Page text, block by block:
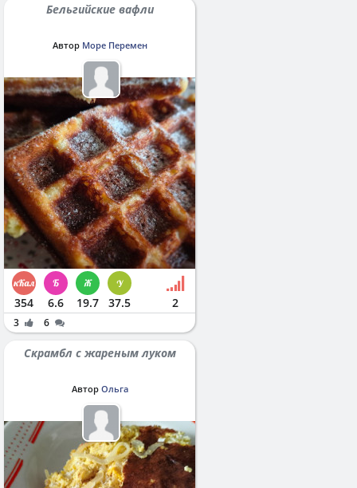
Бельгийские вафли
Автор Море Перемен
354 6.6 19.7 37.5 2
3 6
Скрамбл с жареным луком
Автор Ольга